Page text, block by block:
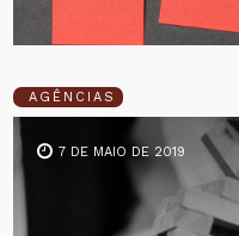
AGÊNCIAS
Modelos de
qual devo usar?
7 DE MAIO DE 2019